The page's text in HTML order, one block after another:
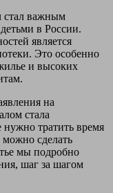
стал важным
в России.
является
Это особенно
и высоких
на
стала
нужно тратить время
сделать
мы подробно
шаг за шагом